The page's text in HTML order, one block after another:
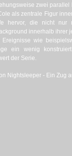
zwei
als zentrale Figur
hervor, die nicht nur
innerhalb ihrer
wie
ein wenig
der Serie.
Nightsleeper - Ein Zug